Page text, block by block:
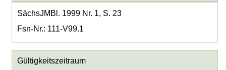
SächsJMBl. 1999 Nr. 1, S. 23
Fsn-Nr.: 111-V99.1
Gültigkeitszeitraum